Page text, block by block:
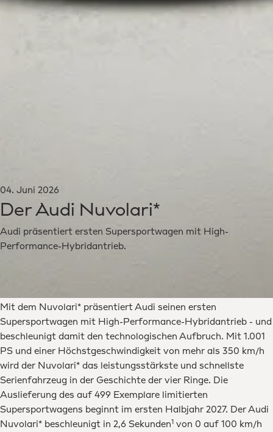
04. Juni 2026
Der Audi Nuvolari*
Audi präsentiert ersten Supersportwagen mit High-
Performance-Hybridantrieb.
Mit dem Nuvolari* präsentiert Audi seinen ersten
Supersportwagen mit High-Performance-Hybridantrieb - und
beschleunigt damit den technologischen Aufbruch. Mit 1.001
PS und einer Höchstgeschwindigkeit von mehr als 350 km/h
wird der Nuvolari* das leistungsstärkste und schnellste
Serienfahrzeug in der Geschichte der vier Ringe. Die
Auslieferung des auf 499 Exemplare limitierten
Supersportwagens beginnt im ersten Halbjahr 2027. Der Audi
Nuvolari* beschleunigt in 2,6 Sekunden1 von 0 auf 100 km/h